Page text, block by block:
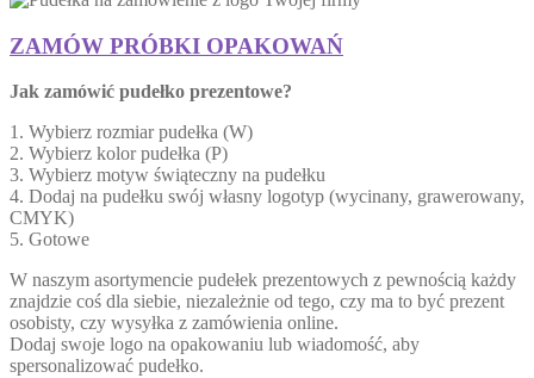
ZAMÓW PRÓBKI OPAKOWAŃ
Jak zamówić pudełko prezentowe?
1. Wybierz rozmiar pudełka (W)
2. Wybierz kolor pudełka (P)
3. Wybierz motyw świąteczny na pudełku
4. Dodaj na pudełku swój własny logotyp (wycinany, grawerowany,
CMYK)
5. Gotowe
W naszym asortymencie pudełek prezentowych z pewnością każdy
znajdzie coś dla siebie, niezależnie od tego, czy ma to być prezent
osobisty, czy wysyłka z zamówienia online.
Dodaj swoje logo na opakowaniu lub wiadomość, aby
spersonalizować pudełko.